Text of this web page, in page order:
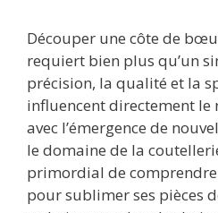
Découper une côte de
requiert bien plus qu’un
précision, la qualité et la
influencent directement le
avec l’émergence de
le domaine de la
primordial de
pour sublimer ses pièces